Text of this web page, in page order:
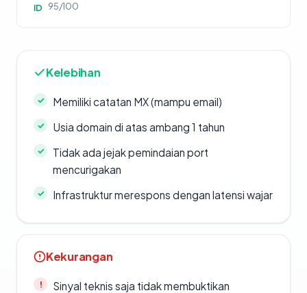
ID 95/100
Kelebihan
Memiliki catatan MX (mampu email)
Usia domain di atas ambang 1 tahun
Tidak ada jejak pemindaian port
mencurigakan
Infrastruktur merespons dengan latensi wajar
Kekurangan
Sinyal teknis saja tidak membuktikan